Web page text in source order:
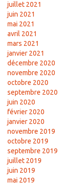
juillet 2021
juin 2021
mai 2021
avril 2021
mars 2021
janvier 2021
décembre 2020
novembre 2020
octobre 2020
septembre 2020
juin 2020
février 2020
janvier 2020
novembre 2019
octobre 2019
septembre 2019
juillet 2019
juin 2019
mai 2019